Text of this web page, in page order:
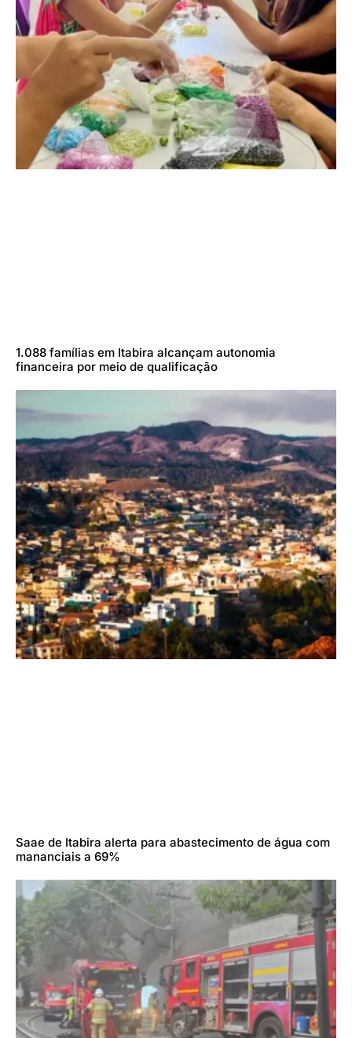
1.088 famílias em Itabira alcançam autonomia
financeira por meio de qualificação
Saae de Itabira alerta para abastecimento de água com
mananciais a 69%